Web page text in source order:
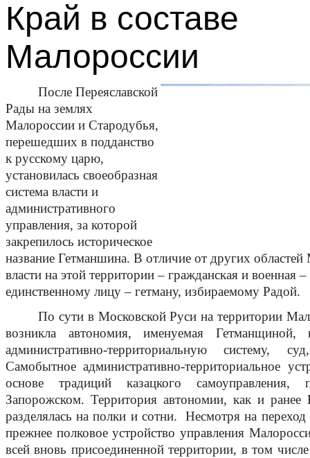
Край в составе
Малороссии
После Переяславской
Рады на землях
Малороссии и Стародубья,
перешедших в подданство
к русскому царю,
установилась своеобразная
система власти и
административного
управления, за которой
закрепилось историческое
название Гетманшина. В отличие от других
власти на этой территории – гражданская и военная
единственному лицу – гетману, избираемому Радой.
По сути в Московской Руси на территории
возникла автономия, именуемая
административно-территориальную систему,
Самобытное административно-территориальное
основе традиций казацкого
Запорожском. Территория автономии, как и ранее
разделялась на полки и сотни.
Несмотря на
прежнее полковое устройство управления
всей вновь присоединенной территории, в том